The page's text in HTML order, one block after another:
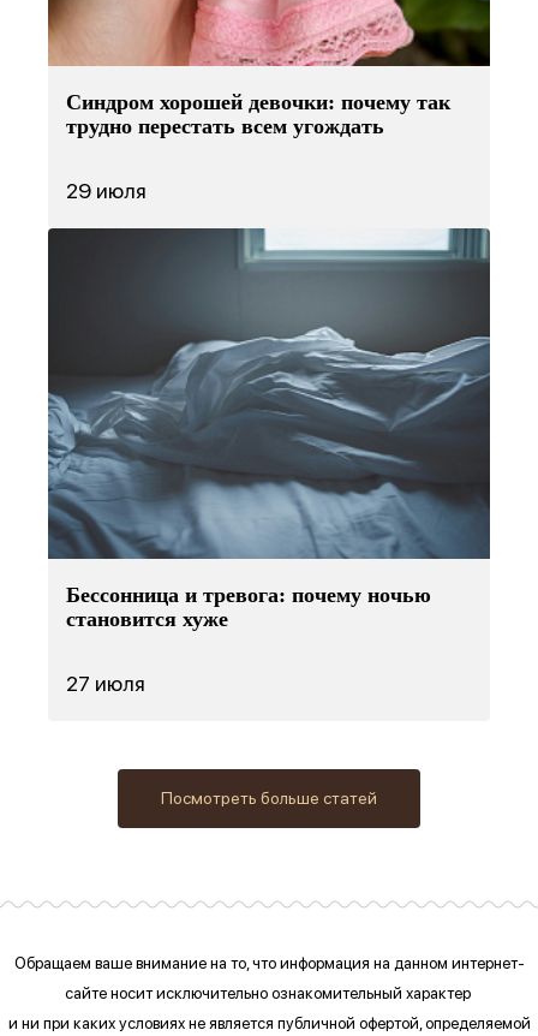
Синдром хорошей девочки: почему так
трудно перестать всем угождать
29 июля
Бессонница и тревога: почему ночью
становится хуже
27 июля
Посмотреть больше статей
Обращаем ваше внимание на то, что информация на данном интернет-
сайтеносит исключительно ознакомительный характер
и ни при каких условияхне является публичной офертой, определяемой